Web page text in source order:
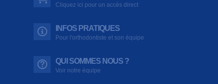
Cliquez ici pour un accès direct
INFOS PRATIQUES
Pour l'orthodontiste et son équipe
QUI SOMMES NOUS ?
Voir notre équipe